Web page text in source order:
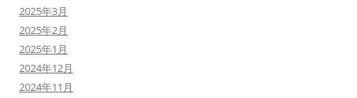
2025年3月
2025年2月
2025年1月
2024年12月
2024年11月